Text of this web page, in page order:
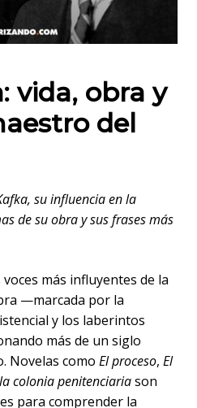
vida, obra y
del
su influencia en la
de su obra y sus frases más
más influyentes de la
—marcada por la
y los laberintos
más de un siglo
Novelas como El proceso, El
colonia penitenciariason
para comprender la